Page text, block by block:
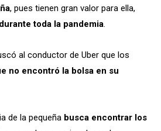
, pues tienen gran valor para ella,
toda la pandemia.
al conductor de Uber que los
no encontró la bolsa en su
de la pequeña busca encontrar los